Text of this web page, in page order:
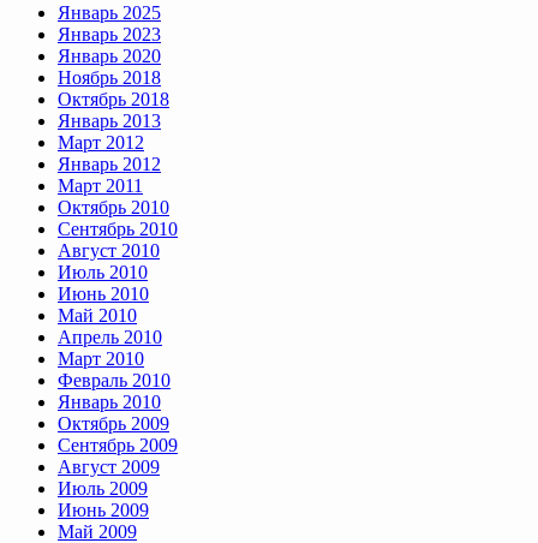
Январь 2025
Январь 2023
Январь 2020
Ноябрь 2018
Октябрь 2018
Январь 2013
Март 2012
Январь 2012
Март 2011
Октябрь 2010
Сентябрь 2010
Август 2010
Июль 2010
Июнь 2010
Май 2010
Апрель 2010
Март 2010
Февраль 2010
Январь 2010
Октябрь 2009
Сентябрь 2009
Август 2009
Июль 2009
Июнь 2009
Май 2009